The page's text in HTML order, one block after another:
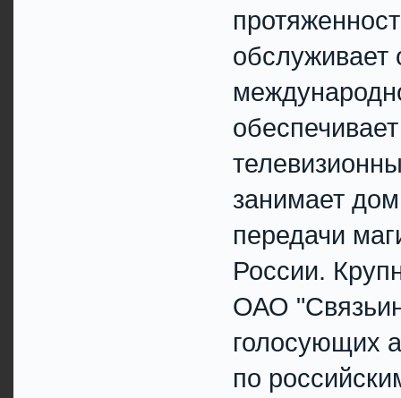
обслуживает
занимает
передачи
России.
ОАО
голосующих
по